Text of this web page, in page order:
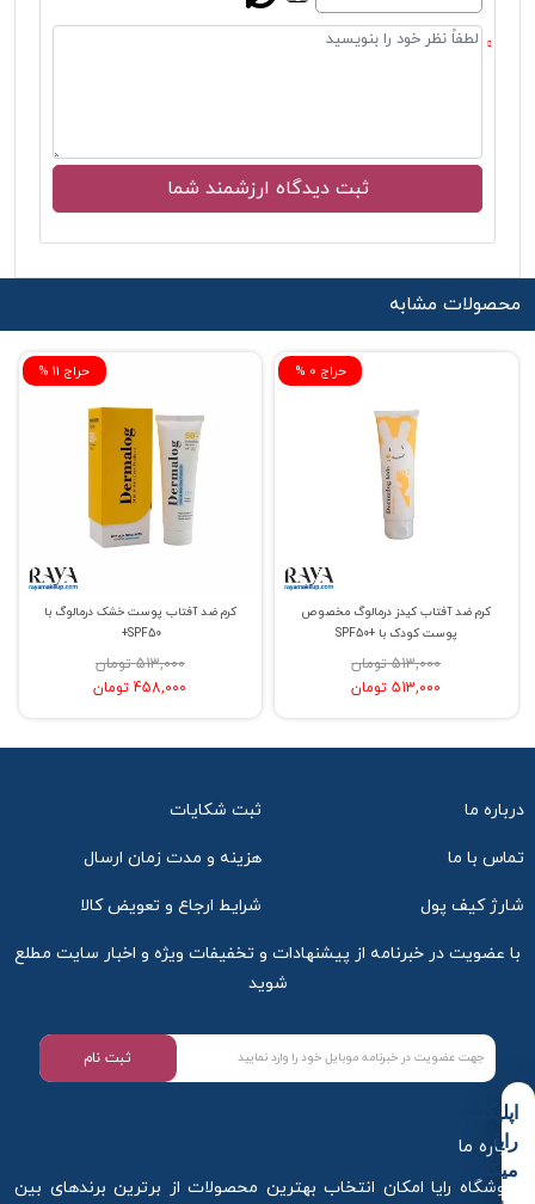
محصولات مشابه
% حراج 11
کرم ضد آفتاب پوست خشک درمالوگ با
SPF50+
513,000 تومان
458,000 تومان
% حراج 0
کرم ضد آفتاب کیدز درمالوگ مخصوص
پوست کودک با +SPF50
513,000 تومان
513,000 تومان
درباره ما ثبت شکایات
تماس با ما هزینه و مدت زمان ارسال
شارژ کیف پول شرایط ارجاع و تعویض کالا
با عضویت در خبرنامه از پیشنهادات و تخفیفات ویژه و اخبار سایت مطلع
شوید
ثبت نام
درباره ما
فروشگاه رایا امکان انتخاب بهترین محصولات از برترین برندهای بین
اپلیکیشن
رایا
میکاپ